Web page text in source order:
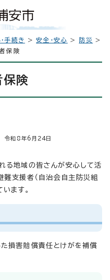
手続き >安全・安心 > 防災
>
保険
保険
和8年6月 24日
る地域の皆さんが安心して活
難支援者（自治会自主防災組
ます。
損害賠償責任とけがを補償